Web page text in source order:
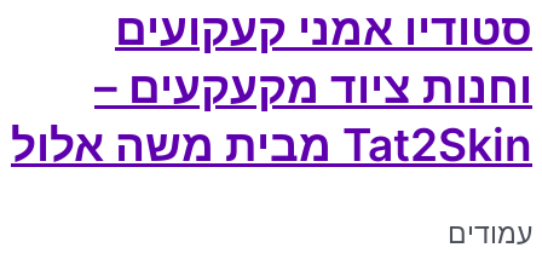
סטודיו אמני קעקועים
וחנות ציוד מקעקעים –
Tat2Skin מבית משה אלול
עמודים